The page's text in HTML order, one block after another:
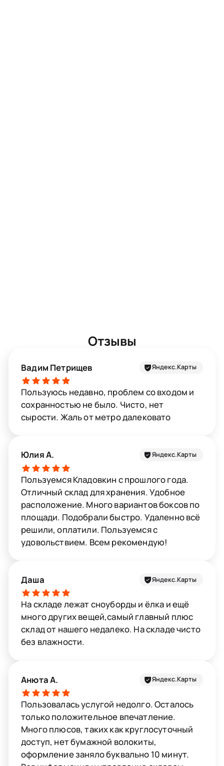
Отзывы
Яндекс.Карты
Вадим Петрищев
Пользуюсь недавно, проблем со входом и
сохранностью не было. Чисто, нет
сырости. Жаль от метро далековато
Яндекс.Карты
Юлия А.
Пользуемся Кладовкин с прошлого года.
Отличный склад для хранения. Удобное
расположение. Много вариантов боксов по
площади. Подобрали быстро. Удаленно всё
решили, оплатили. Пользуемся с
удовольствием. Всем рекомендую!
Яндекс.Карты
Даша
На складе лежат сноуборды и ёлка и ещё
много других вещей,самый главный плюс
склад от нашего недалеко. На складе чисто
без влажности.
Яндекс.Карты
Анюта А.
Пользовалась услугой недолго. Осталось
только положительное впечатление.
Много плюсов, таких как круглосуточный
доступ, нет бумажной волокиты,
оформление заняло буквально 10 минут.